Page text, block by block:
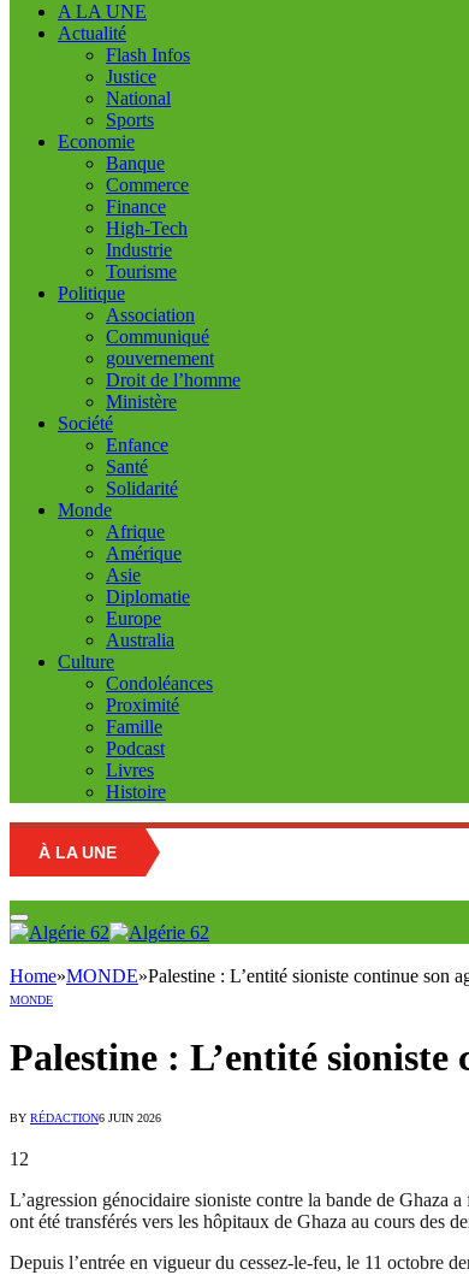
A LA UNE
Actualité
Flash Infos
Justice
National
Sports
Economie
Banque
Commerce
Finance
High-Tech
Industrie
Tourisme
Politique
Association
Communiqué
gouvernement
Droit de l’homme
Ministère
Société
Enfance
Santé
Solidarité
Monde
Afrique
Amérique
Asie
Diplomatie
Europe
Australia
Culture
Condoléances
Proximité
Famille
Podcast
Livres
Histoire
À LA UNE
Home»MONDE»Palestine : L’entité sioniste continue son
MONDE
Palestine : L’entité sioniste
BY RÉDACTION6 JUIN 2026
12
L’agression génocidaire sioniste contre la bande de Ghaza
ont été transférés vers les hôpitaux de Ghaza au cours des
Depuis l’entrée en vigueur du cessez-le-feu, le 11 octobre